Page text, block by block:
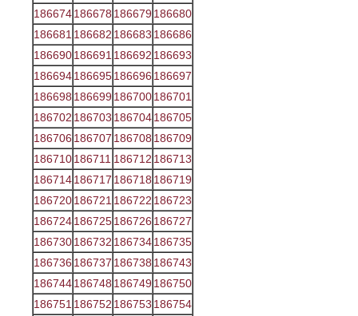
186674186678 186679186680
186681 186682 186683 186686
186690186691 186692 186693
186694186695186696 186697
186698 186699186700186701
186702 186703 186704186705
186706 186707 186708 186709
186710186711 186712 186713
186714186717 186718 186719
186720186721 186722 186723
186724186725186726 186727
186730186732 186734186735
186736 186737 186738 186743
186744186748 186749186750
186751 186752 186753 186754